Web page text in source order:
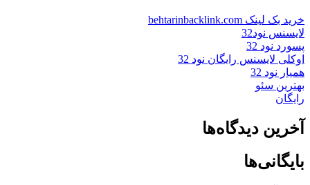
خرید بک لینک behtarinbacklink.com
لایسنس نود32
پسورد نود 32
اوکلی لایسنس رایگان نود 32
همیار نود 32
بهترین سئو
رایگان
آخرین دیدگاه‌ها
بایگانی‌ها